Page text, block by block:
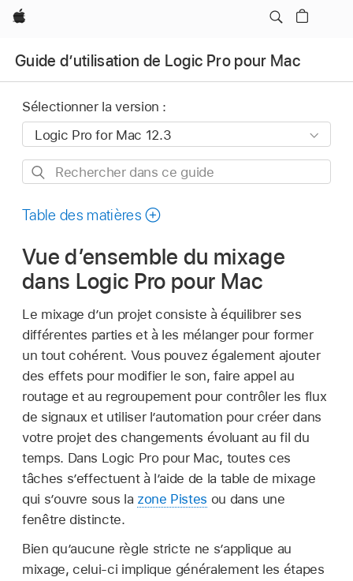
Apple
Guide d’utilisation de Logic Pro pour Mac
Sélectionner la version :
Rechercher
ce
Table des matières
Vue d’ensemble du mixage
dans Logic Pro pour Mac
Le mixage d’un projet consiste à équilibrer ses
différentes parties et à les mélanger pour former
un tout cohérent. Vous pouvez également ajouter
des effets pour modifier le son, faire appel au
routage et au regroupement pour contrôler les flux
de signaux et utiliser l’automation pour créer dans
votre projet des changements évoluant au fil du
temps. Dans Logic Pro pour Mac, toutes ces
tâches s’effectuent à l’aide de la table de mixage
qui s’ouvre sous la zone Pistes ou dans une
fenêtre distincte.
Bien qu’aucune règle stricte ne s’applique au
mixage, celui-ci implique généralement les étapes